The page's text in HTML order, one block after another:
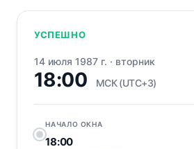
УСПЕШНО
14 июля 1987 г. · вторник
18:00 МСК (UTC+3)
НАЧАЛО ОКНА
18:00